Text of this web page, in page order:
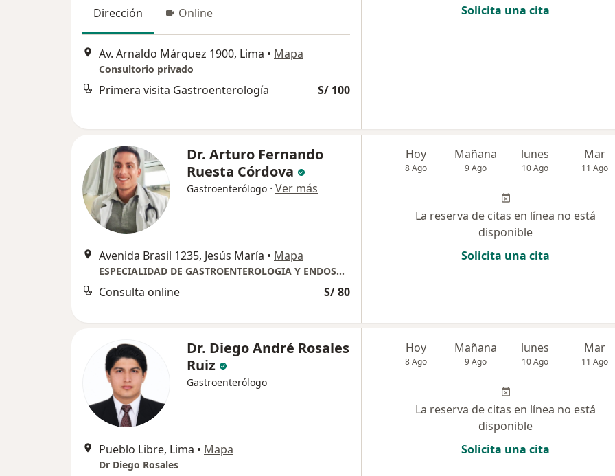
Dirección Online
Av. Arnaldo Márquez 1900, Lima • Mapa
Consultorio privado
Primera visita Gastroenterología S/ 100
Solicita una cita
Dr. Arturo Fernando
Ruesta Córdova
Gastroenterólogo · Ver más
Avenida Brasil 1235, Jesús María • Mapa
ESPECIALIDAD DE GASTROENTEROLOGIA Y ENDOSCOPIA DIGESTIVA
Consulta online S/ 80
Hoy
8 Ago
Mañana
9 Ago
lunes
10 Ago
Mar
11 Ago
La reserva de citas en línea no está
disponible
Solicita una cita
Dr. Diego André Rosales
Ruiz
Gastroenterólogo
Pueblo Libre, Lima • Mapa
Dr Diego Rosales
Hoy
8 Ago
Mañana
9 Ago
lunes
10 Ago
Mar
11 Ago
La reserva de citas en línea no está
disponible
Solicita una cita